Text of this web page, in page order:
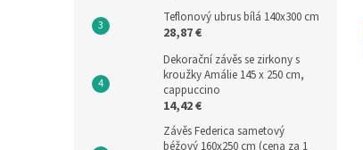
Teflonový ubrus bílá 140x300 cm
28,87 €
Dekorační závěs se zirkony s
kroužky Amálie 145 x 250 cm,
cappuccino
14,42 €
Závěs Federica sametový
béžový 160x250 cm (cena za 1